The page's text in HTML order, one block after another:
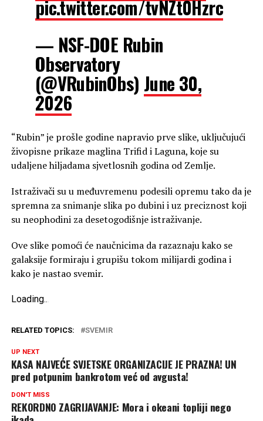
pic.twitter.com/tvNZt0Hzrc
— NSF-DOE Rubin
Observatory
(@VRubinObs) June 30,
2026
“Rubin” je prošle godine napravio prve slike, uključujući
živopisne prikaze maglina Trifid i Laguna, koje su
udaljene hiljadama sjvetlosnih godina od Zemlje.
Istraživači su u međuvremenu podesili opremu tako da je
spremna za snimanje slika po dubini i uz preciznost koji
su neophodini za desetogodišnje istraživanje.
Ove slike pomoći će naučnicima da razaznaju kako se
galaksije formiraju i grupišu tokom milijardi godina i
kako je nastao svemir.
Loading...
RELATED TOPICS: SVEMIR
UP NEXT
KASA NAJVEĆE SVJETSKE ORGANIZACIJE JE PRAZNA! UN
pred potpunim bankrotom već od avgusta!
DON'T MISS
REKORDNO ZAGRIJAVANJE: Mora i okeani topliji nego